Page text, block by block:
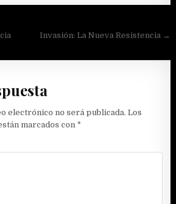
Invasión: La Nueva Resistencia →
electrónico no será publicada. Los
marcados con *